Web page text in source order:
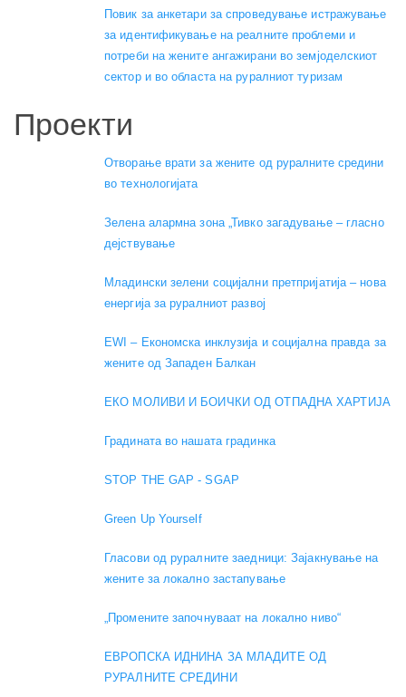
Повик за анкетари за спроведување истражување
за идентификување на реалните проблеми и
потреби на жените ангажирани во земјоделскиот
сектор и во областа на руралниот туризам
Проекти
Отворање врати за жените од руралните средини
во технологијата
Зелена алармна зона „Тивко загадување – гласно
дејствување
Младински зелени социјални претпријатија – нова
енергија за руралниот развој
EWI – Економска инклузија и социјална правда за
жените од Западен Балкан
ЕКО МОЛИВИ И БОИЧКИ ОД ОТПАДНА ХАРТИЈА
Градината во нашата градинка
STOP THE GAP - SGAP
Green Up Yourself
Гласови од руралните заедници: Зајакнување на
жените за локално застапување
„Промените започнуваат на локално ниво“
ЕВРОПСКА ИДНИНА ЗА МЛАДИТЕ ОД
РУРАЛНИТЕ СРЕДИНИ